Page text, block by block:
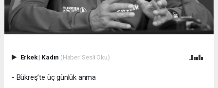
Erkek| Kadın (Haberi Sesli Oku)
- Bükreş’te üç günlük anma